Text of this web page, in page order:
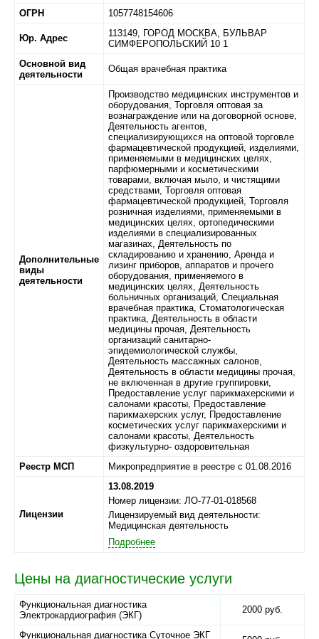
ОГРН
1057748154606
Юр. Адрес 113149, ГОРОД МОСКВА, БУЛЬВАР
СИМФЕРОПОЛЬСКИЙ 10 1
Основной вид
деятельности
Общая врачебная практика
Дополнительные
виды
деятельности
Производство медицинских инструментов и
оборудования, Торговля оптовая за
вознаграждение или на договорной основе,
Деятельность агентов,
специализирующихся на оптовой торговле
фармацевтической продукцией, изделиями,
применяемыми в медицинских целях,
парфюмерными и косметическими
товарами, включая мыло, и чистящими
средствами, Торговля оптовая
фармацевтической продукцией, Торговля
розничная изделиями, применяемыми в
медицинских целях, ортопедическими
изделиями в специализированных
магазинах, Деятельность по
складированию и хранению, Аренда и
лизинг приборов, аппаратов и прочего
оборудования, применяемого в
медицинских целях, Деятельность
больничных организаций, Специальная
врачебная практика, Стоматологическая
практика, Деятельность в области
медицины прочая, Деятельность
организаций санитарно-
эпидемиологической службы,
Деятельность массажных салонов,
Деятельность в области медицины прочая,
не включенная в другие группировки,
Предоставление услуг парикмахерскими и
салонами красоты, Предоставление
парикмахерских услуг, Предоставление
косметических услуг парикмахерскими и
салонами красоты, Деятельность
физкультурно- оздоровительная
Реестр МСП
Микропредприятие в реестре с 01.08.2016
Лицензии
13.08.2019
Номер лицензии: ЛО-77-01-018568
Лицензируемый вид деятельности:
Медицинская деятельность
Подробнее
Цены на диагностические услуги
Функциональная диагностика
Электрокардиография (ЭКГ)
2000 руб.
Функциональная диагностика Суточное ЭКГ